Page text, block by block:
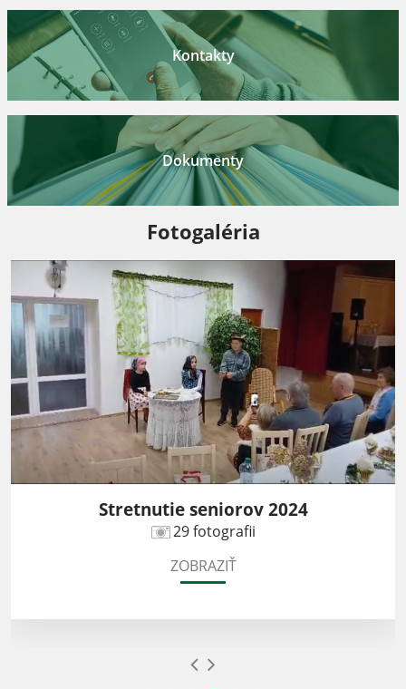
Kontakty
Dokumenty
Fotogaléria
Stretnutie seniorov 2024
29 fotografii
ZOBRAZIŤ